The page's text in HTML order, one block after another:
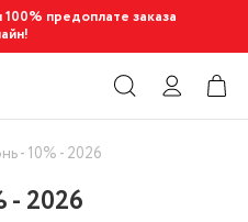
предоплате заказа
- 10% - 2026
2026